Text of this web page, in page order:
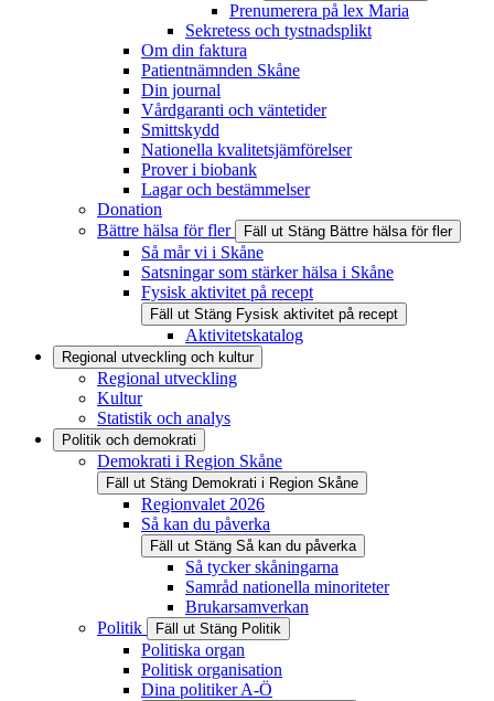
Prenumerera på lex Maria
Sekretess och tystnadsplikt
Om din faktura
Patientnämnden Skåne
Din journal
Vårdgaranti och väntetider
Smittskydd
Nationella kvalitetsjämförelser
Prover i biobank
Lagar och bestämmelser
Donation
Bättre hälsa för fler
Fäll ut Stäng Bättre hälsa för fler
Så mår vi i Skåne
Satsningar som stärker hälsa i Skåne
Fysisk aktivitet på recept
Fäll ut Stäng Fysisk aktivitet på recept
Aktivitetskatalog
Regional utveckling och kultur
Regional utveckling
Kultur
Statistik och analys
Politik och demokrati
Demokrati i Region Skåne
Fäll ut Stäng Demokrati i Region Skåne
Regionvalet 2026
Så kan du påverka
Fäll ut Stäng Så kan du påverka
Så tycker skåningarna
Samråd nationella minoriteter
Brukarsamverkan
Politik
Fäll ut Stäng Politik
Politiska organ
Politisk organisation
Dina politiker A-Ö